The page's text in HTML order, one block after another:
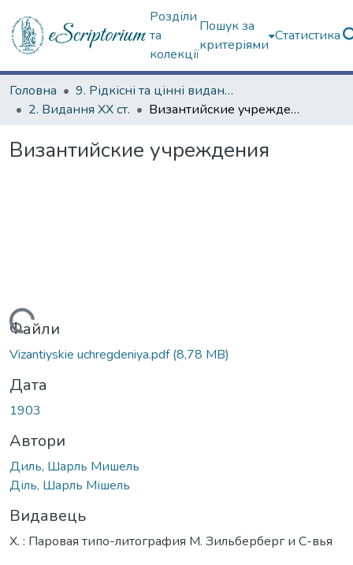
Розділи
та
колекції
Пошук за
критеріями
Статистика
Головна
9. Рідкісні та цінні видання
2. Видання ХХ ст.
Византийские учреждения
Византийские учреждения
Вантажиться...
Файли
Vizantiyskie uchregdeniya.pdf(8,78 MB)
Дата
1903
Автори
Диль, Шарль Мишель
Діль, Шарль Мішель
Видавець
Х. : Паровая типо-литография М. Зильберберг и С-вья